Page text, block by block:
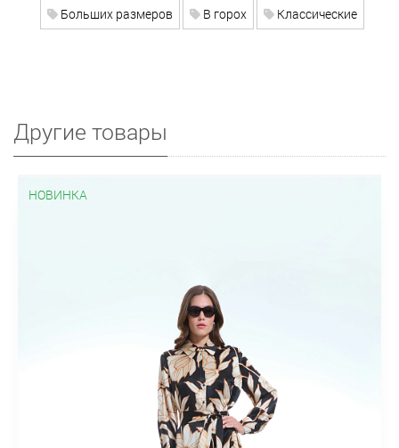
Больших размеров В горох Классические
Другие товары
НОВИНКА